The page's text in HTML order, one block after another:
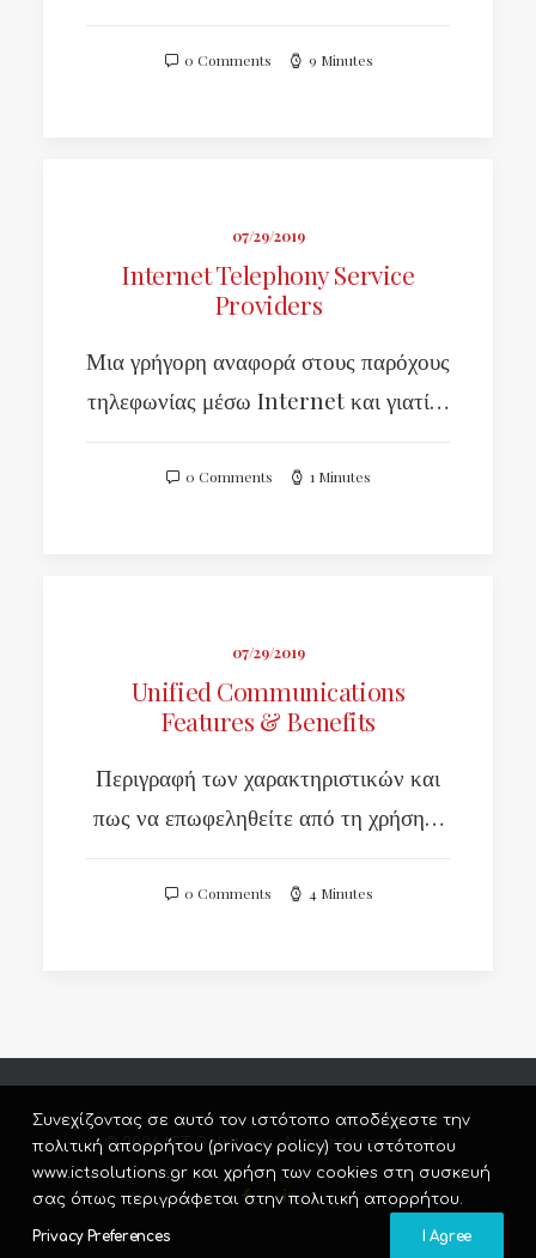
0 Comments 9 Minutes
07/29/2019
Internet Telephony Service
Providers
Μια γρήγορη αναφορά στους παρόχους
τηλεφωνίας μέσω Internet και γιατί…
0 Comments 1 Minutes
07/29/2019
Unified Communications
Features & Benefits
Περιγραφή των χαρακτηριστικών και
πως να επωφεληθείτε από τη χρήση…
0 Comments 4 Minutes
© 2026 ICT Solutions. All rights reserved
Συνεχίζοντας σε αυτό τον ιστότοπο αποδέχεστε την
πολιτική απορρήτου (privacy policy) του ιστότοπου
www.ictsolutions.gr και χρήση των cookies στη συσκευή
σας όπως περιγράφεται στην πολιτική απορρήτου.
Privacy Preferences I Agree